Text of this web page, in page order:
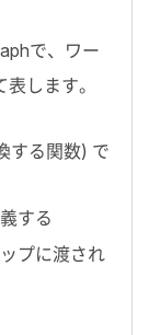
で、ワー
します。
する関数) で
する
プに渡され